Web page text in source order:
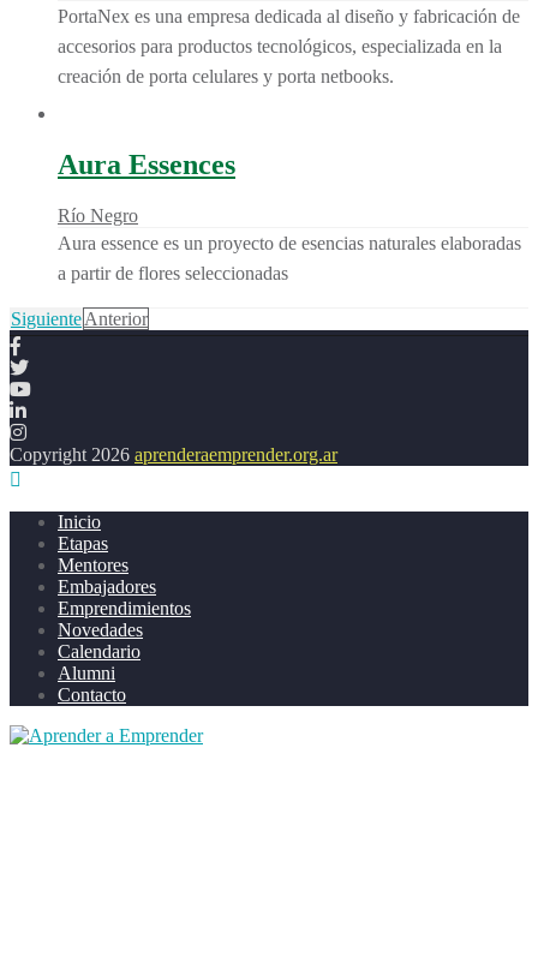
PortaNex es una empresa dedicada al diseño y fabricación de
accesorios para productos tecnológicos, especializada en la
creación de porta celulares y porta netbooks.
Aura Essences
Río Negro
Aura essence es un proyecto de esencias naturales elaboradas
a partir de flores seleccionadas
SiguienteAnterior
Copyright 2026 aprenderaemprender.org.ar
Inicio
Etapas
Mentores
Embajadores
Emprendimientos
Novedades
Calendario
Alumni
Contacto